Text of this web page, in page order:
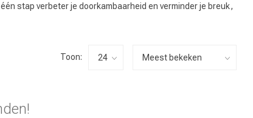
stap verbeter je doorkambaarheid en verminder je breuk,
Toon: